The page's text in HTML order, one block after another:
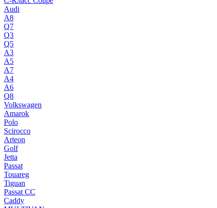
Audi
A8
Q7
Q3
Q5
A3
A5
A7
A4
A6
Q8
Volkswagen
Amarok
Polo
Scirocco
Arteon
Golf
Jetta
Passat
Touareg
Tiguan
Passat CC
Caddy